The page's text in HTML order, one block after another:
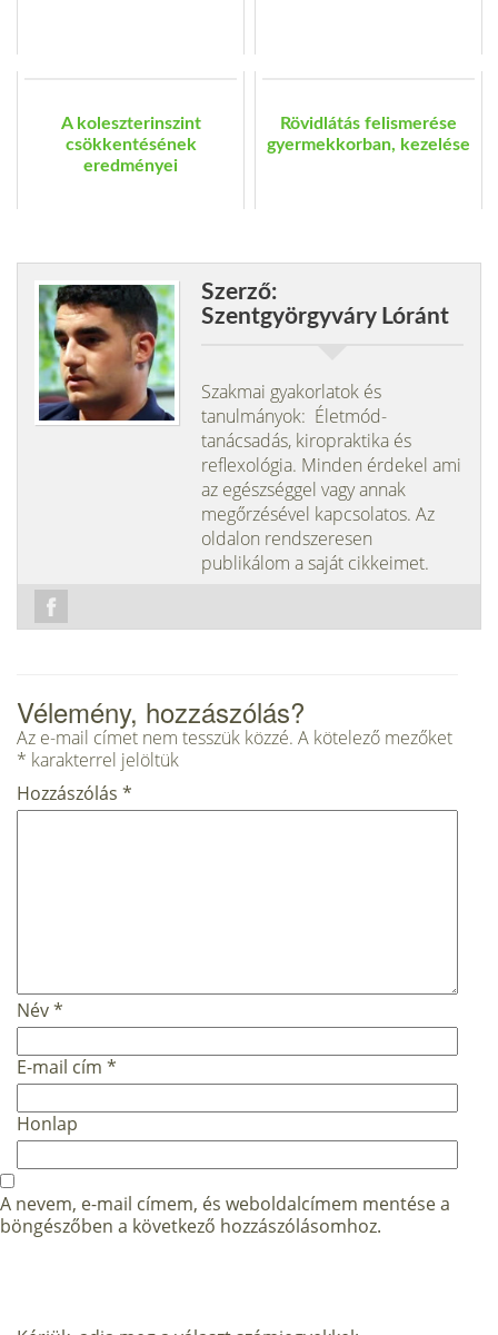
A koleszterinszint
csökkentésének
eredményei
Rövidlátás felismerése
gyermekkorban, kezelése
Szerző:
Szentgyörgyváry Lóránt
Szakmai gyakorlatok és
tanulmányok: Életmód-
tanácsadás, kiropraktika és
reflexológia. Minden érdekel ami
az egészséggel vagy annak
megőrzésével kapcsolatos. Az
oldalon rendszeresen
publikálom a saját cikkeimet.
Vélemény, hozzászólás?
Az e-mail címet nem tesszük közzé. A kötelező mezőket
* karakterrel jelöltük
Hozzászólás *
Név*
E-mail cím *
Honlap
A nevem, e-mail címem, és weboldalcímem mentése a
böngészőben a következő hozzászólásomhoz.